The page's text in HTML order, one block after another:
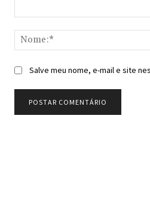
Salve meu nome, e-mail e site